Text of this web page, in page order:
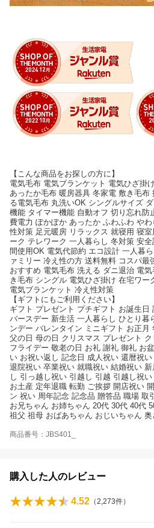
【こんな商品をお探しの方に】
電気毛布 電気ブランケット 電気ひざ掛
あったか毛布 暖房器具 冬家電 敷き毛布
る電気毛布 丸洗いOK シングルサイズ
機能 タイマー機能 自動オフ 切り忘れ防
費電力 ぽかぽか あったか ふわふわ や
性対策 足元暖房 リラックス 就寝用 寝
ーク テレワーク 一人暮らし 冬対策 安
間使用OK 電気代節約 エコ設計 一人暮
ァミリー 冷え性の方 送料無料 コスパ
おすすめ 電気毛布 洗える ダニ退治 電
き毛布 シングル 電気ひざ掛け 在宅ワ
電気ブランケット 冷え性対策
【ギフトにもご利用ください】
ギフト プレゼント プチギフト お誕生日
バースデー 新生活 一人暮らし ひとり暮
ンデー バレンタイン ミニギフト お正
父の日 母の日 クリスマス プレゼント
フライデー 敬老の日 お礼 謝礼 御礼 お
い お祝い返し 記念日 成人祝い 還暦祝
退院祝い 卒業祝い 就職祝い 結婚祝い
し 引っ越し祝い 引越し 引越 引越し祝
お土産 定年退職 転勤 ご挨拶 開店祝い
ン 祝い 周年記念 記念品 贈答品 職場 取
お兄ちゃん お姉ちゃん 20代 30代 40代
祖父 祖母 おばあちゃん おじいちゃん 奥
商品番号：JBS401_
購入した人のレビュー
4.52 （2,273件）